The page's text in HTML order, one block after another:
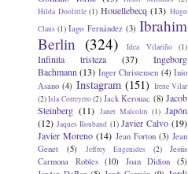
Hilda Doolittle (1) Houellebecq (13) Hugo
Claus (1) Iago Fernández (3) Ibrahim
Berlin (324) Idea Vilariño (1)
Infinita tristeza (37)
Ingeborg
Bachmann (13) Inger Christensen (4) Inio
Asano (4) Instagram (151) Irene Vilar
(2)Isla Correyero(2) Jack Kerouac (8) Jacob
Steinberg (11) Janet Malcolm (1) Japón
(12) Jaques Roubaud (1) Javier Calvo (19)
Javier Moreno (14) Jean Forton (3) Jean
Genet
(5) Jeffrey Eugenides (2)
Jesús
Carmona Robles
(10) Joan Didion
(5)